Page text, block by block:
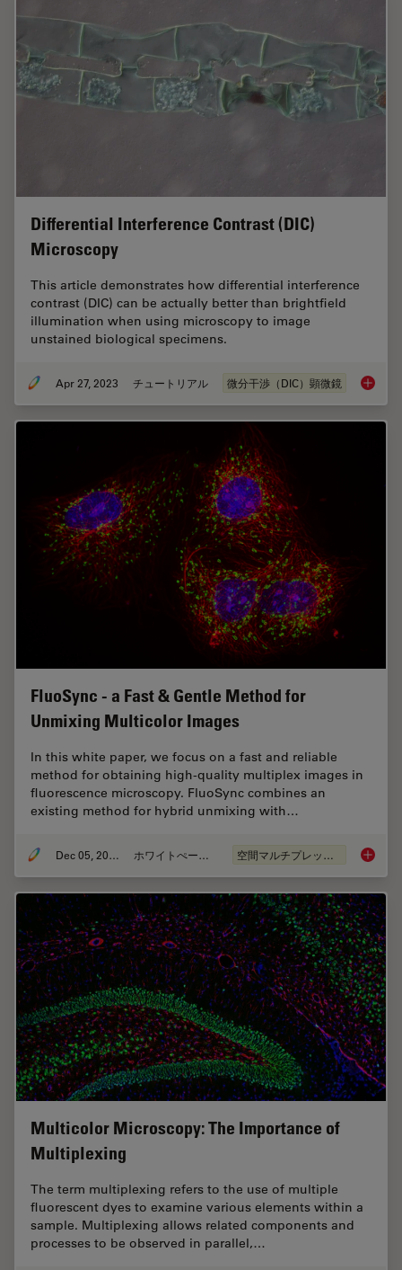
Differential Interference Contrast (DIC)
Microscopy
This article demonstrates how differential interference
contrast (DIC) can be actually better than brightfield
illumination when using microscopy to image
unstained biological specimens.
Apr 27, 2023 チュートリアル 微分干渉（DIC）顕微鏡
FluoSync - a Fast & Gentle Method for
Unmixing Multicolor Images
In this white paper, we focus on a fast and reliable
method for obtaining high-quality multiplex images in
fluorescence microscopy. FluoSync combines an
existing method for hybrid unmixing with…
Dec 05, 2022 ホワイトぺーパー 空間マルチプレックス
Multicolor Microscopy: The Importance of
Multiplexing
The term multiplexing refers to the use of multiple
fluorescent dyes to examine various elements within a
sample. Multiplexing allows related components and
processes to be observed in parallel,…